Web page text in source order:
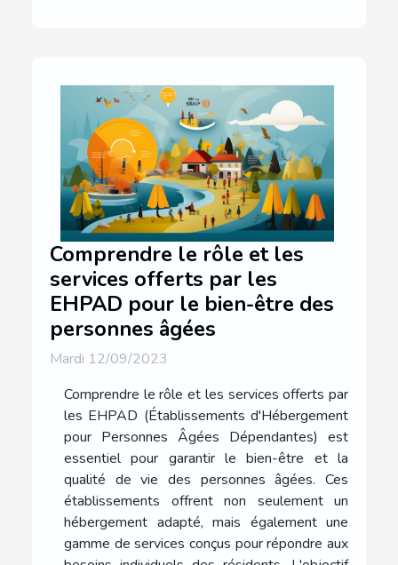
Comprendre le rôle et les
services offerts par les
EHPAD pour le bien-être des
personnes âgées
Mardi 12/09/2023
Comprendre le rôle et les services offerts par
les EHPAD (Établissements d'Hébergement
pour Personnes Âgées Dépendantes) est
essentiel pour garantir le bien-être et la
qualité de vie des personnes âgées. Ces
établissements offrent non seulement un
hébergement adapté, mais également une
gamme de services conçus pour répondre aux